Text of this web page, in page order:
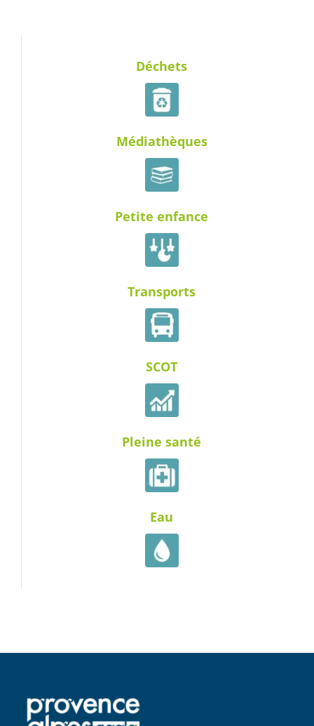
Déchets
Médiathèques
Petite enfance
Transports
SCOT
Pleine santé
Eau